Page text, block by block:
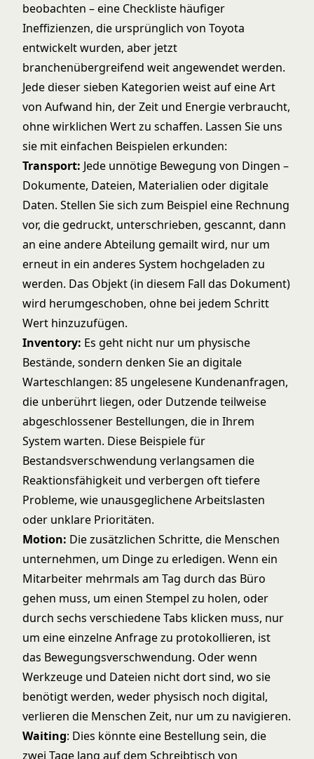
beobachten – eine Checkliste häufiger
Ineffizienzen, die ursprünglich von Toyota
entwickelt wurden, aber jetzt
branchenübergreifend weit angewendet werden.
Jede dieser sieben Kategorien weist auf eine Art
von Aufwand hin, der Zeit und Energie verbraucht,
ohne wirklichen Wert zu schaffen. Lassen Sie uns
sie mit einfachen Beispielen erkunden:
Transport: Jede unnötige Bewegung von Dingen –
Dokumente, Dateien, Materialien oder digitale
Daten. Stellen Sie sich zum Beispiel eine Rechnung
vor, die gedruckt, unterschrieben, gescannt, dann
an eine andere Abteilung gemailt wird, nur um
erneut in ein anderes System hochgeladen zu
werden. Das Objekt (in diesem Fall das Dokument)
wird herumgeschoben, ohne bei jedem Schritt
Wert hinzuzufügen.
Inventory: Es geht nicht nur um physische
Bestände, sondern denken Sie an digitale
Warteschlangen: 85 ungelesene Kundenanfragen,
die unberührt liegen, oder Dutzende teilweise
abgeschlossener Bestellungen, die in Ihrem
System warten. Diese Beispiele für
Bestandsverschwendung verlangsamen die
Reaktionsfähigkeit und verbergen oft tiefere
Probleme, wie unausgeglichene Arbeitslasten
oder unklare Prioritäten.
Motion: Die zusätzlichen Schritte, die Menschen
unternehmen, um Dinge zu erledigen. Wenn ein
Mitarbeiter mehrmals am Tag durch das Büro
gehen muss, um einen Stempel zu holen, oder
durch sechs verschiedene Tabs klicken muss, nur
um eine einzelne Anfrage zu protokollieren, ist
das Bewegungsverschwendung. Oder wenn
Werkzeuge und Dateien nicht dort sind, wo sie
benötigt werden, weder physisch noch digital,
verlieren die Menschen Zeit, nur um zu navigieren.
Waiting: Dies könnte eine Bestellung sein, die
zwei Tage lang auf dem Schreibtisch von